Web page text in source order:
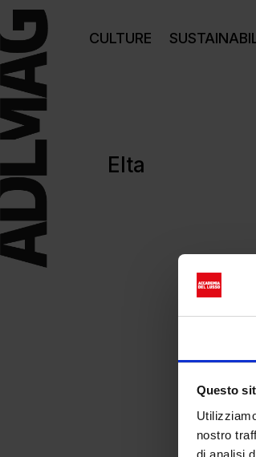
Questo
nostro
di analisi
CULTURE
Elta